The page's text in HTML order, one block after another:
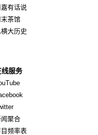
嘉有话说
末茶馆
大历史
线服务
Opens in new window
聚合
频率表